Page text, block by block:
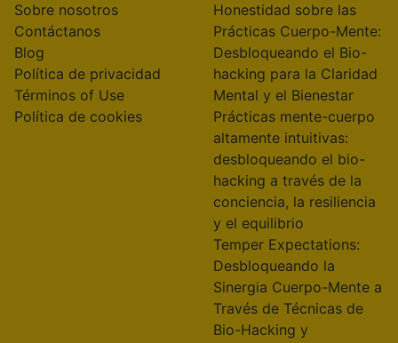
Sobre nosotros
Contáctanos
Blog
Política de privacidad
Términos of Use
Política de cookies
Honestidad sobre las
Prácticas Cuerpo-Mente:
Desbloqueando el Bio-
hacking para la Claridad
Mental y el Bienestar
Prácticas mente-cuerpo
altamente intuitivas:
desbloqueando el bio-
hacking a través de la
conciencia, la resiliencia
y el equilibrio
Temper Expectations:
Desbloqueando la
Sinergia Cuerpo-Mente a
Través de Técnicas de
Bio-Hacking y